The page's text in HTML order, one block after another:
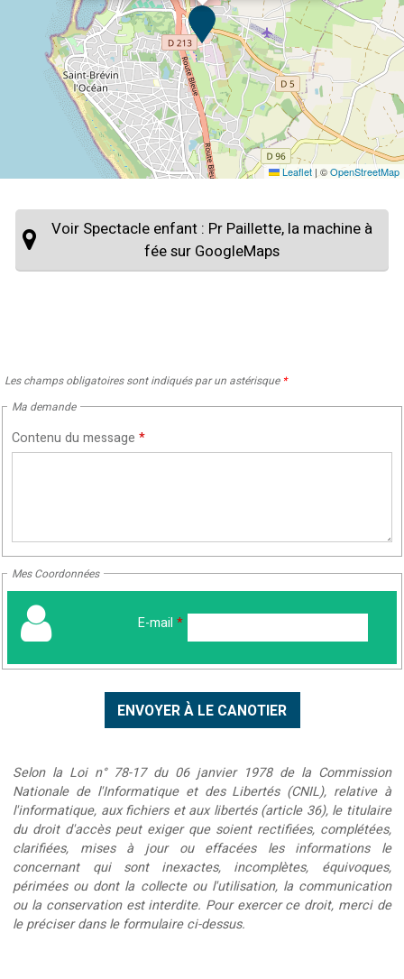
Leaflet | ©OpenStreetMap
Voir Spectacle enfant : Pr Paillette, la machine à
fée sur GoogleMaps
Les champs obligatoires sont indiqués par un astérisque *
Ma demande
Contenu du message *
Mes Coordonnées
E-mail *
Selon la Loi n° 78-17 du 06 janvier 1978 de la Commission
Nationale de l'Informatique et des Libertés (CNIL), relative à
l'informatique, aux fichiers et aux libertés (article 36), le titulaire
du droit d'accès peut exiger que soient rectifiées, complétées,
clarifiées, mises à jour ou effacées les informations le
concernant qui sont inexactes, incomplètes, équivoques,
périmées ou dont la collecte ou l'utilisation, la communication
ou la conservation est interdite. Pour exercer ce droit, merci de
le préciser dans le formulaire ci-dessus.